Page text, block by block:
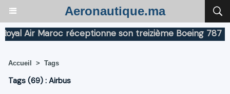
Aeronautique.ma
Air Maroc réceptionne son treizième Boeing 787
Accueil > Tags
Tags (69) : Airbus